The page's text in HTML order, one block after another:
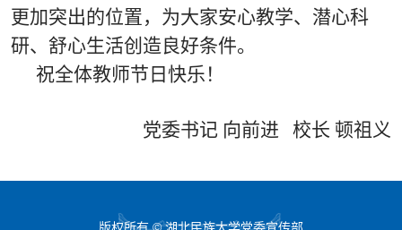
更加突出的位置，为大家安心教学、潜心科
研、舒心生活创造良好条件。
祝全体教师节日快乐！
党委书记 向前进 校长 顿祖义
版权所有 © 湖北民族大学党委宣传部